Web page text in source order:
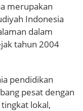
merupakan
Indonesia
dalam
tahun 2004
pendidikan
pesat dengan
lokal,